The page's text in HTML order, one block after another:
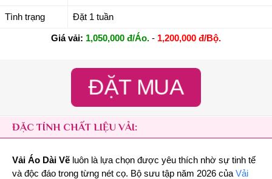
Tình trạng Đặt 1 tuần
Giá vải: 1,050,000 đ/Áo. - 1,200,000 đ/Bộ.
ĐẶT MUA
ĐẶC TÍNH CHẤT LIỆU VẢI:
Vải Áo Dài Vẽ luôn là lựa chọn được yêu thích nhờ sự tinh tế
và độc đáo trong từng nét cọ. Bộ sưu tập năm 2026 của Vải